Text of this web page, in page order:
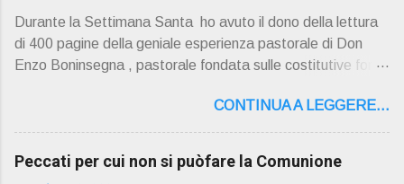
Durante la Settimana Santa ho avuto il dono della lettura
di 400 pagine della geniale esperienza pastorale di Don
Enzo Boninsegna , pastorale fondata sulle costitutive fon ti
Dio giunta in continuit à ecclesiale a noi per mezzo di Gesù,
degli Apostoli e dei loro successori . Io don Gino Oliosi v
orrei contribuire ad una lettura non pregiudiziale su don
Enzo Boninsegna . Per gli ultimi tempi di vita l'ho scelto
CONTINUA A LEGGERE...
Peccati per cui non si puòfare la Comunione